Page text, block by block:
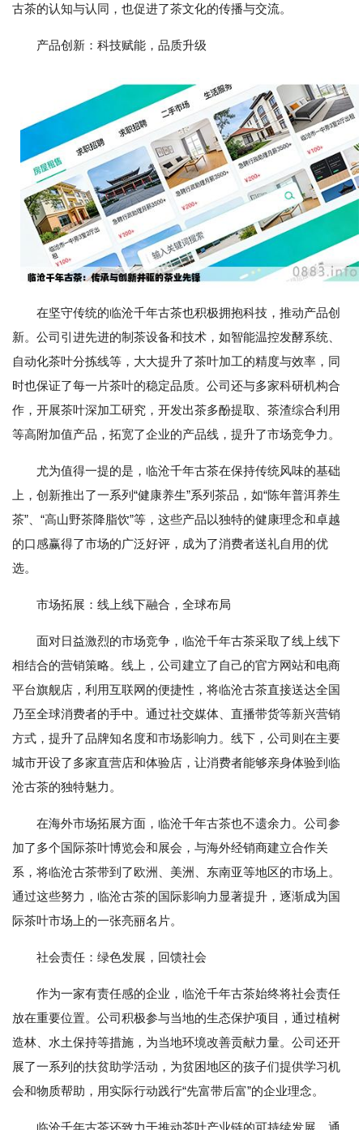
古茶的认知与认同，也促进了茶文化的传播与交流。
产品创新：科技赋能，品质升级
在坚守传统的临沧千年古茶也积极拥抱科技，推动产品创
新。公司引进先进的制茶设备和技术，如智能温控发酵系统、
自动化茶叶分拣线等，大大提升了茶叶加工的精度与效率，同
时也保证了每一片茶叶的稳定品质。公司还与多家科研机构合
作，开展茶叶深加工研究，开发出茶多酚提取、茶渣综合利用
等高附加值产品，拓宽了企业的产品线，提升了市场竞争力。
尤为值得一提的是，临沧千年古茶在保持传统风味的基础
上，创新推出了一系列“健康养生”系列茶品，如“陈年普洱养生
茶”、“高山野茶降脂饮”等，这些产品以独特的健康理念和卓越
的口感赢得了市场的广泛好评，成为了消费者送礼自用的优
选。
市场拓展：线上线下融合，全球布局
面对日益激烈的市场竞争，临沧千年古茶采取了线上线下
相结合的营销策略。线上，公司建立了自己的官方网站和电商
平台旗舰店，利用互联网的便捷性，将临沧古茶直接送达全国
乃至全球消费者的手中。通过社交媒体、直播带货等新兴营销
方式，提升了品牌知名度和市场影响力。线下，公司则在主要
城市开设了多家直营店和体验店，让消费者能够亲身体验到临
沧古茶的独特魅力。
在海外市场拓展方面，临沧千年古茶也不遗余力。公司参
加了多个国际茶叶博览会和展会，与海外经销商建立合作关
系，将临沧古茶带到了欧洲、美洲、东南亚等地区的市场上。
通过这些努力，临沧古茶的国际影响力显著提升，逐渐成为国
际茶叶市场上的一张亮丽名片。
社会责任：绿色发展，回馈社会
作为一家有责任感的企业，临沧千年古茶始终将社会责任
放在重要位置。公司积极参与当地的生态保护项目，通过植树
造林、水土保持等措施，为当地环境改善贡献力量。公司还开
展了一系列的扶贫助学活动，为贫困地区的孩子们提供学习机
会和物质帮助，用实际行动践行“先富带后富”的企业理念。
临沧千年古茶还致力于推动茶叶产业链的可持续发展，通